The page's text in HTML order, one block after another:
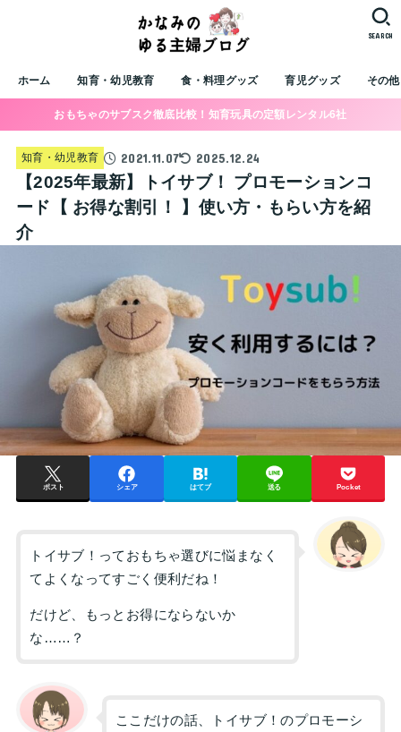
ホーム 知育・幼児教育 食・料理グッズ 育児グッズ その他
SEARCH
おもちゃのサブスク徹底比較！知育玩具の定額レンタル6社
知育・幼児教育 2021.11.07 2025.12.24
【2025年最新】トイサブ！ プロモーションコ
ード【 お得な割引！ 】使い方・もらい方を紹
介
ポスト シェア はてブ 送る Pocket
トイサブ！っておもちゃ選びに悩まなく
てよくなってすごく便利だね！
だけど、もっとお得にならないか
な……？
ここだけの話、トイサブ！のプロモーシ